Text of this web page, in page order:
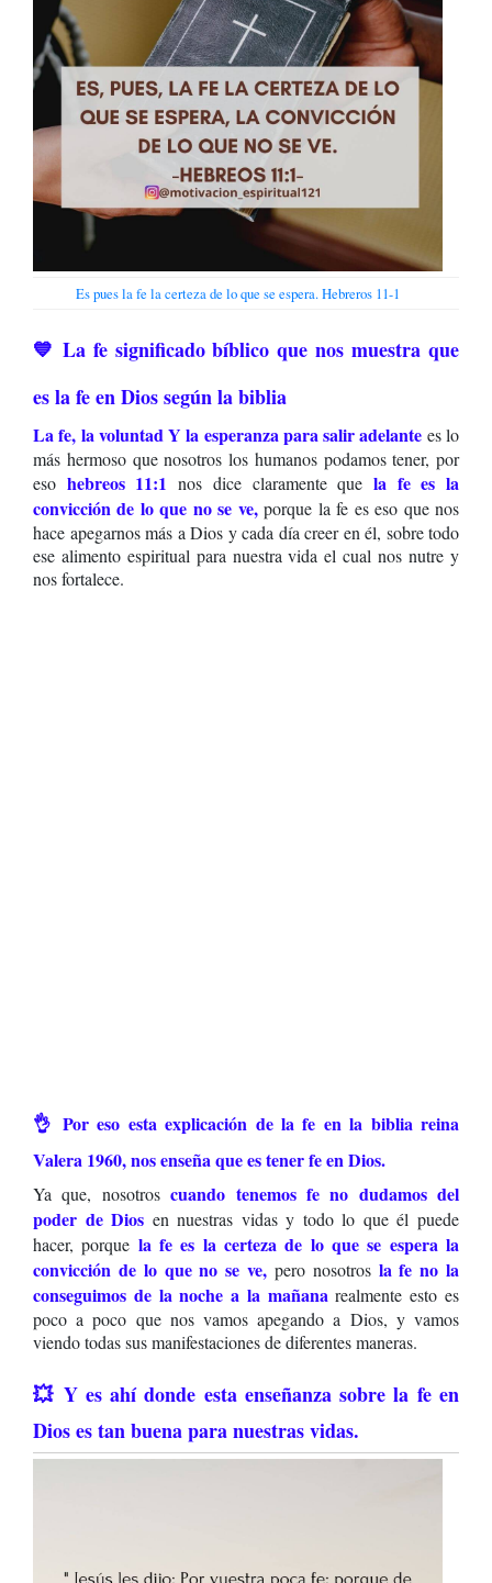
Es pues la fe la certeza de lo que se espera. Hebreros 11-1
💙 La fe significado bíblico que nos muestra que
es la fe en Dios según la biblia
La fe, la voluntad Y la esperanza para salir adelante es lo
más hermoso que nosotros los humanos podamos tener, por
eso hebreos 11:1nos dice claramente que la fe es la
convicción de lo que no se ve,porque la fe es eso que nos
hace apegarnos más a Dios y cada día creer en él, sobre todo
ese alimento espiritual para nuestra vida el cual nos nutre y
nos fortalece.
👌 Por eso esta explicación de la fe en la biblia reina
Valera 1960, nos enseña que es tener fe en Dios.
Ya que, nosotroscuando tenemos fe no dudamos del
poder de Dios en nuestras vidas y todo lo que él puede
hacer, porque la fe es la certeza de lo que se espera la
convicción de lo que no se ve, pero nosotros la fe no la
conseguimos de la noche a la mañana realmente esto es
poco a poco que nos vamos apegando a Dios, y vamos
viendo todas sus manifestaciones de diferentes maneras.
💥 Y es ahí donde esta enseñanza sobre la fe en
Dios es tan buena para nuestras vidas.